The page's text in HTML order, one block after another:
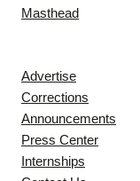
Masthead
Advertise
Corrections
Announcements
Press Center
Internships